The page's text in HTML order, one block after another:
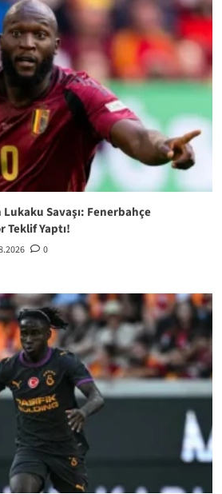
Savaşı: Fenerbahçe
Teklif Yaptı!
0